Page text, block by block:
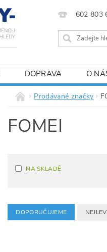
602 803
DOPRAVA O
Prodávané značky
FOMEI
NA SKLADĚ
DOPORUČUJEME